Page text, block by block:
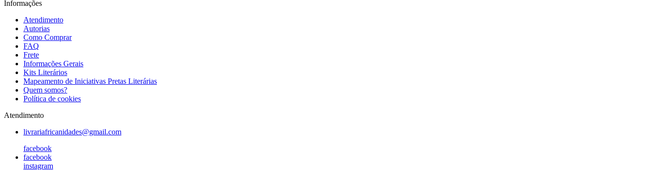
Informações
Atendimento
Autorias
Como Comprar
FAQ
Frete
Informações Gerais
Kits Literários
Mapeamento de Iniciativas Pretas Literárias
Quem somos?
Política de cookies
Atendimento
livrariafricanidades@gmail.com
facebook
facebook
instagram